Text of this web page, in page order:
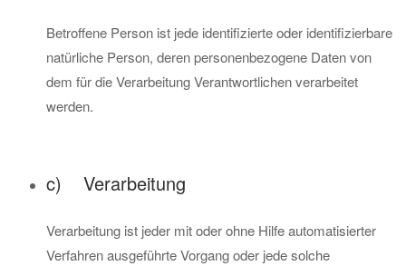
Betroffene Person ist jede identifizierte oder identifizierbare
natürliche Person, deren personenbezogene Daten von
dem für die Verarbeitung Verantwortlichen verarbeitet
werden.
c) Verarbeitung
Verarbeitung ist jeder mit oder ohne Hilfe automatisierter
Verfahren ausgeführte Vorgang oder jede solche